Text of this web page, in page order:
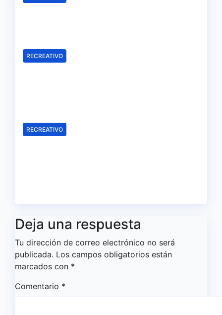
RECREATIVO
RECREATIVO
Deja una respuesta
Tu dirección de correo electrónico no será
publicada. Los campos obligatorios están
marcados con *
Comentario *